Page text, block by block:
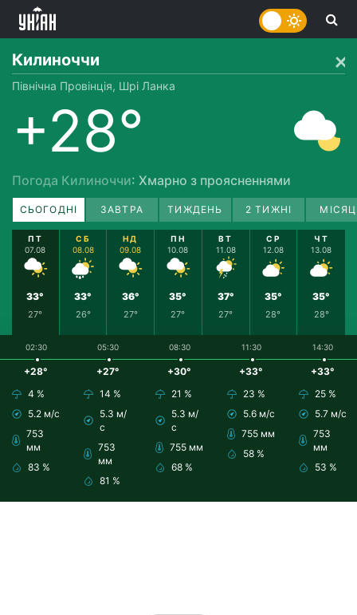
Килиноччи
Північна Провінція, Шрі Ланка
+28°
Погода Килиноччи: Хмарно з проясненнями
СЬОГОДНІ ЗАВТРА ТИЖДЕНЬ 2 ТИЖНІ
ПТ
07.08
33°
27°
СБ
08.08
33°
26°
НД
09.08
36°
27°
ПН
10.08
35°
27°
ВТ
11.08
37°
27°
СР
12.08
35°
28°
ЧТ
13.08
35°
28°
02:30
+28°
4 %
5.2 м/с
753
мм
83 %
05:30
+27°
14 %
5.3 м/
с
753
мм
81 %
08:30
+30°
21 %
5.3 м/
с
755 мм
68 %
11:30
+33°
23 %
5.6 м/с
755 мм
58 %
14:30
+33°
25 %
5.7 м/с
753
мм
53 %